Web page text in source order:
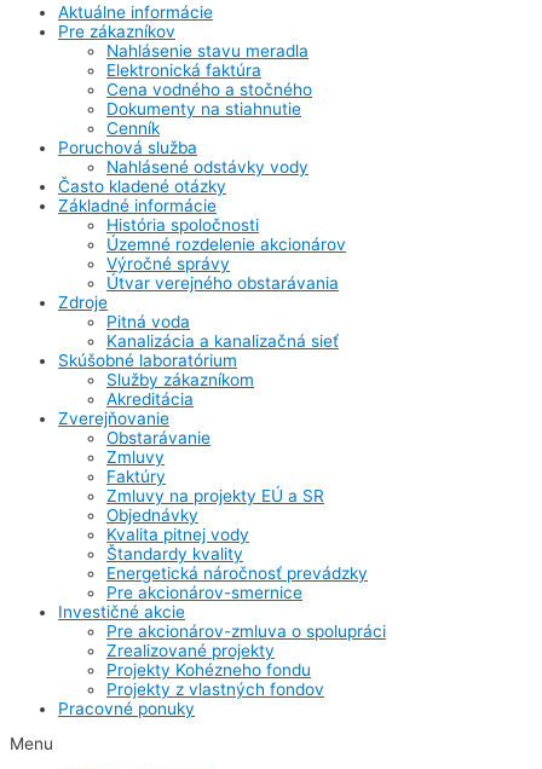
Aktuálne informácie
Pre zákazníkov
Nahlásenie stavu meradla
Elektronická faktúra
Cena vodného a stočného
Dokumenty na stiahnutie
Cenník
Poruchová služba
Nahlásené odstávky vody
Často kladené otázky
Základné informácie
História spoločnosti
Územné rozdelenie akcionárov
Výročné správy
Útvar verejného obstarávania
Zdroje
Pitná voda
Kanalizácia a kanalizačná sieť
Skúšobné laboratórium
Služby zákazníkom
Akreditácia
Zverejňovanie
Obstarávanie
Zmluvy
Faktúry
Zmluvy na projekty EÚ a SR
Objednávky
Kvalita pitnej vody
Štandardy kvality
Energetická náročnosť prevádzky
Pre akcionárov-smernice
Investičné akcie
Pre akcionárov-zmluva o spolupráci
Zrealizované projekty
Projekty Kohézneho fondu
Projekty z vlastných fondov
Pracovné ponuky
Menu